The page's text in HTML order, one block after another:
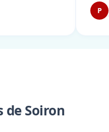
P
de Soiron